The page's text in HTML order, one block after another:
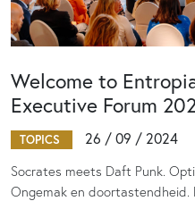
Welcome to
Executive Forum
TOPICS 26 / 09 / 2024
Socrates meets Daft Punk.
Ongemak en